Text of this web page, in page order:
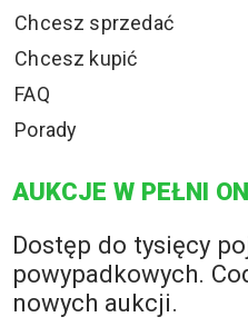
Chcesz sprzedać
Chcesz kupić
FAQ
Porady
AUKCJE W PEŁNI
Dostęp do tysięcy
powypadkowych.
nowych aukcji.